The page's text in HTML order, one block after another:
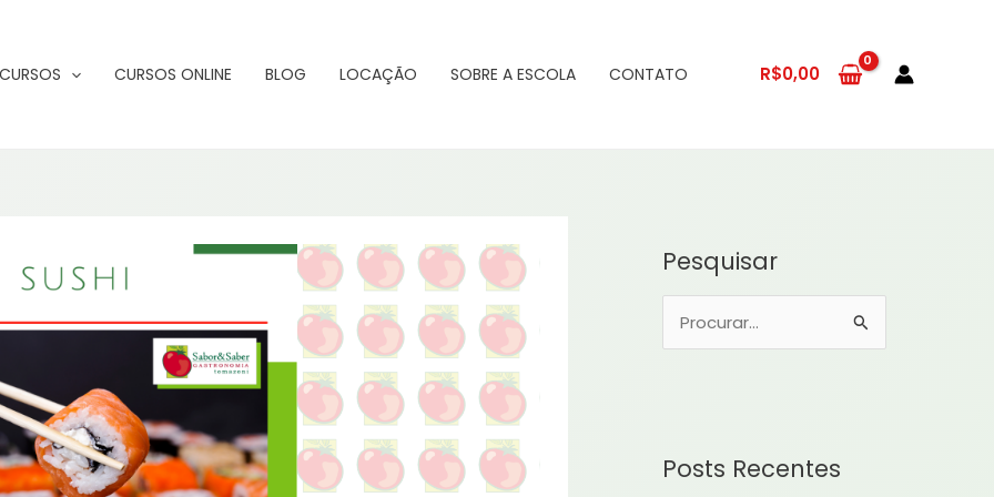
CURSOS CURSOS ONLINE BLOG LOCAÇÃO SOBRE A ESCOLA CONTATO R$0,00
Pesquisar
u
Posts Recentes